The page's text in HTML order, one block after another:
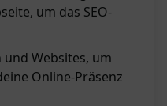
um das SEO-
und Websites, um
Online-Präsenz